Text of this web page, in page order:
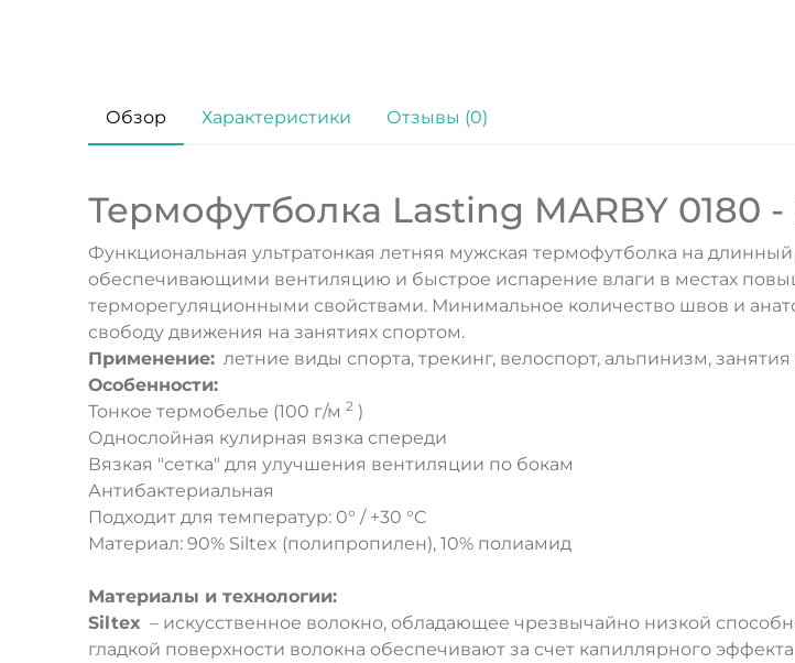
Обзор Характеристики Отзывы (0)
Термофутболка Lasting MARBY 0180
Функциональная ультратонкая летняя мужская термофутболка на
обеспечивающими вентиляцию и быстрое испарение влаги в местах
терморегуляционными свойствами. Минимальное количество швов и
свободу движения на занятиях спортом.
Применение: летние виды спорта, трекинг, велоспорт, альпинизм,
Особенности:
Тонкое термобелье (100 г/м 2 )
Однослойная кулирная вязка спереди
Вязкая "сетка" для улучшения вентиляции по бокам
Антибактериальная
Подходит для температур: 0° / +30 °C
Материал: 90% Siltex (полипропилен), 10% полиамид
Материалы и технологии:
Siltex – искусственное волокно, обладающее чрезвычайно низкой
гладкой поверхности волокна обеспечивают за счет капиллярного